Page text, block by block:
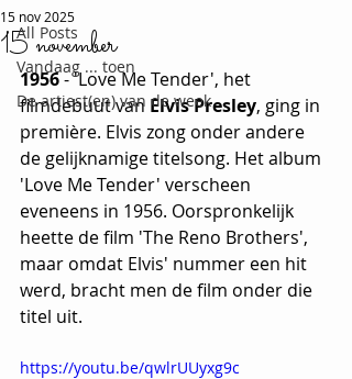
All Posts
Vandaag ... toen
De artiest(en) van de week
15 november
15 nov 2025
1956 - 'Love Me Tender', het
filmdebuut van Elvis Presley, ging in
première. Elvis zong onder andere
de gelijknamige titelsong. Het album
'Love Me Tender' verscheen
eveneens in 1956. Oorspronkelijk
heette de film 'The Reno Brothers',
maar omdat Elvis' nummer een hit
werd, bracht men de film onder die
titel uit.
https://youtu.be/qwlrUUyxg9c